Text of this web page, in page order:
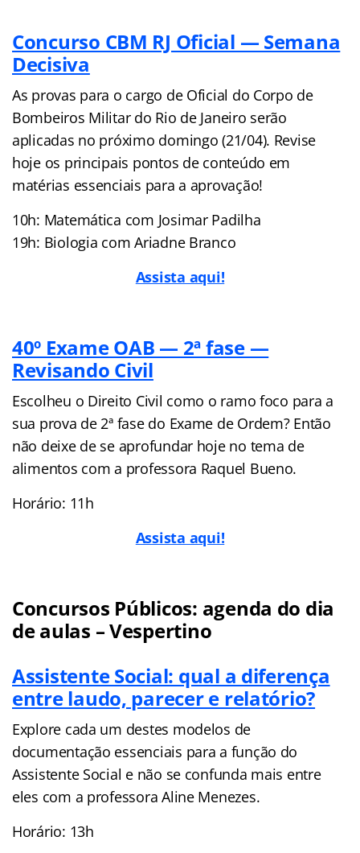
Concurso CBM RJ Oficial — Semana
Decisiva
As provas para o cargo de Oficial do Corpo de
Bombeiros Militar do Rio de Janeiro serão
aplicadas no próximo domingo (21/04). Revise
hoje os principais pontos de conteúdo em
matérias essenciais para a aprovação!
10h: Matemática com Josimar Padilha
19h: Biologia com Ariadne Branco
Assista aqui!
40º Exame OAB — 2ª fase —
Revisando Civil
Escolheu o Direito Civil como o ramo foco para a
sua prova de 2ª fase do Exame de Ordem? Então
não deixe de se aprofundar hoje no tema de
alimentos com a professora Raquel Bueno.
Horário: 11h
Assista aqui!
Concursos Públicos: agenda do dia
de aulas – Vespertino
Assistente Social: qual a diferença
entre laudo, parecer e relatório?
Explore cada um destes modelos de
documentação essenciais para a função do
Assistente Social e não se confunda mais entre
eles com a professora Aline Menezes.
Horário: 13h